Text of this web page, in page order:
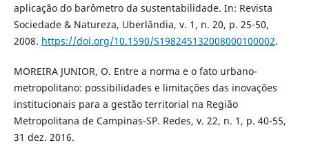
aplicação do barômetro da sustentabilidade. In: Revista
Sociedade & Natureza, Uberlândia, v. 1, n. 20, p. 25-50,
2008. https://doi.org/10.1590/S198245132008000100002.
MOREIRA JUNIOR, O. Entre a norma e o fato urbano-
metropolitano: possibilidades e limitações das inovações
institucionais para a gestão territorial na Região
Metropolitana de Campinas-SP. Redes, v. 22, n. 1, p. 40-55,
31 dez. 2016.